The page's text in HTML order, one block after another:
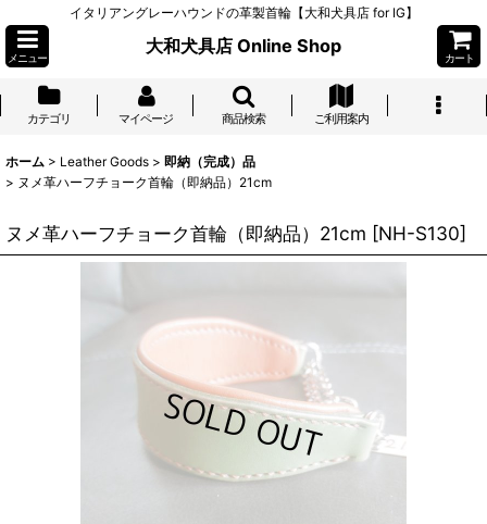
イタリアングレーハウンドの革製首輪【大和犬具店 for IG】
メニュー
大和犬具店 Online Shop
カート
カテゴリ マイページ 商品検索 ご利用案内
ホーム > Leather Goods > 即納（完成）品
> ヌメ革ハーフチョーク首輪（即納品）21cm
ヌメ革ハーフチョーク首輪（即納品）21cm [NH-S130]